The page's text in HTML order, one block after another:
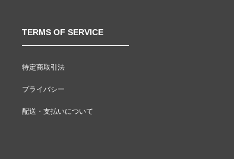
TERMS OF SERVICE
特定商取引法
プライバシー
配送・支払いについて